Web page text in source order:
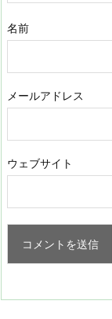
名前
メールアドレス
ウェブサイト